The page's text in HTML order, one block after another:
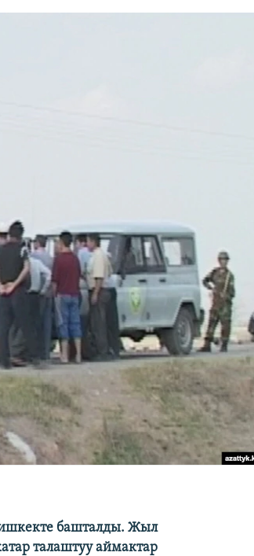
башталды. Жыл
талаштуу аймактар